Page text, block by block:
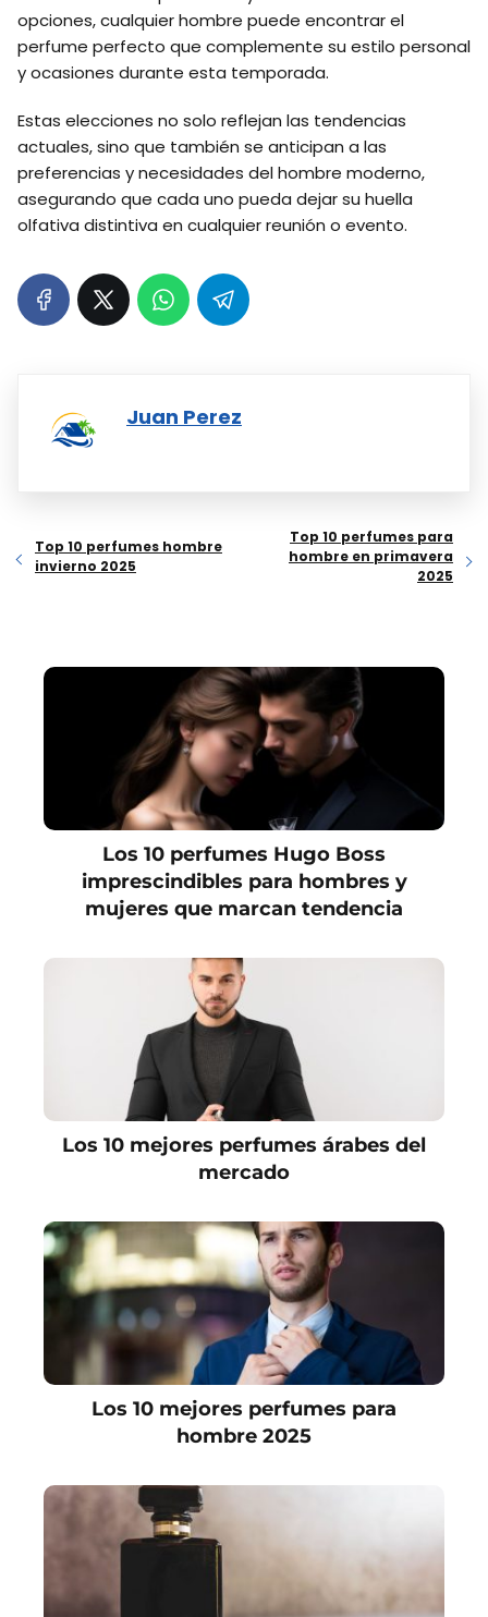
opciones, cualquier hombre puede encontrar el
perfume perfecto que complemente su estilo personal
y ocasiones durante esta temporada.
Estas elecciones no solo reflejan las tendencias
actuales, sino que también se anticipan a las
preferencias y necesidades del hombre moderno,
asegurando que cada uno pueda dejar su huella
olfativa distintiva en cualquier reunión o evento.
Juan Perez
Top 10 perfumes hombre
invierno 2025
Top 10 perfumes para
hombre en primavera
2025
Los 10 perfumes Hugo Boss
imprescindibles para hombres y
mujeres que marcan tendencia
Los 10 mejores perfumes árabes del
mercado
Los 10 mejores perfumes para
hombre 2025